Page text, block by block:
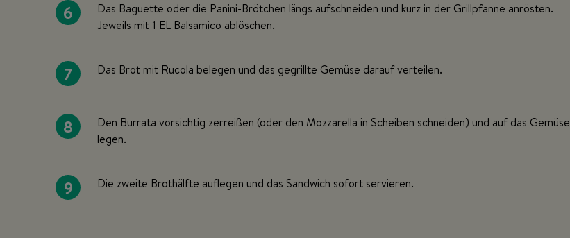
6
Das Baguette oder die Panini-Brötchen längs aufschneiden und kurz in der Grillpfanne anrösten.
Jeweils mit 1 EL Balsamico ablöschen.
7 Das Brot mit Rucola belegen und das gegrillte Gemüse darauf verteilen.
8
Den Burrata vorsichtig zerreißen (oder den Mozzarella in Scheiben schneiden) und auf das Gemüse
legen.
9 Die zweite Brothälfte auflegen und das Sandwich sofort servieren.